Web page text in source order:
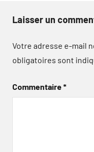
Laisser un
Votre adresse e-mail
obligatoires sont
Commentaire*